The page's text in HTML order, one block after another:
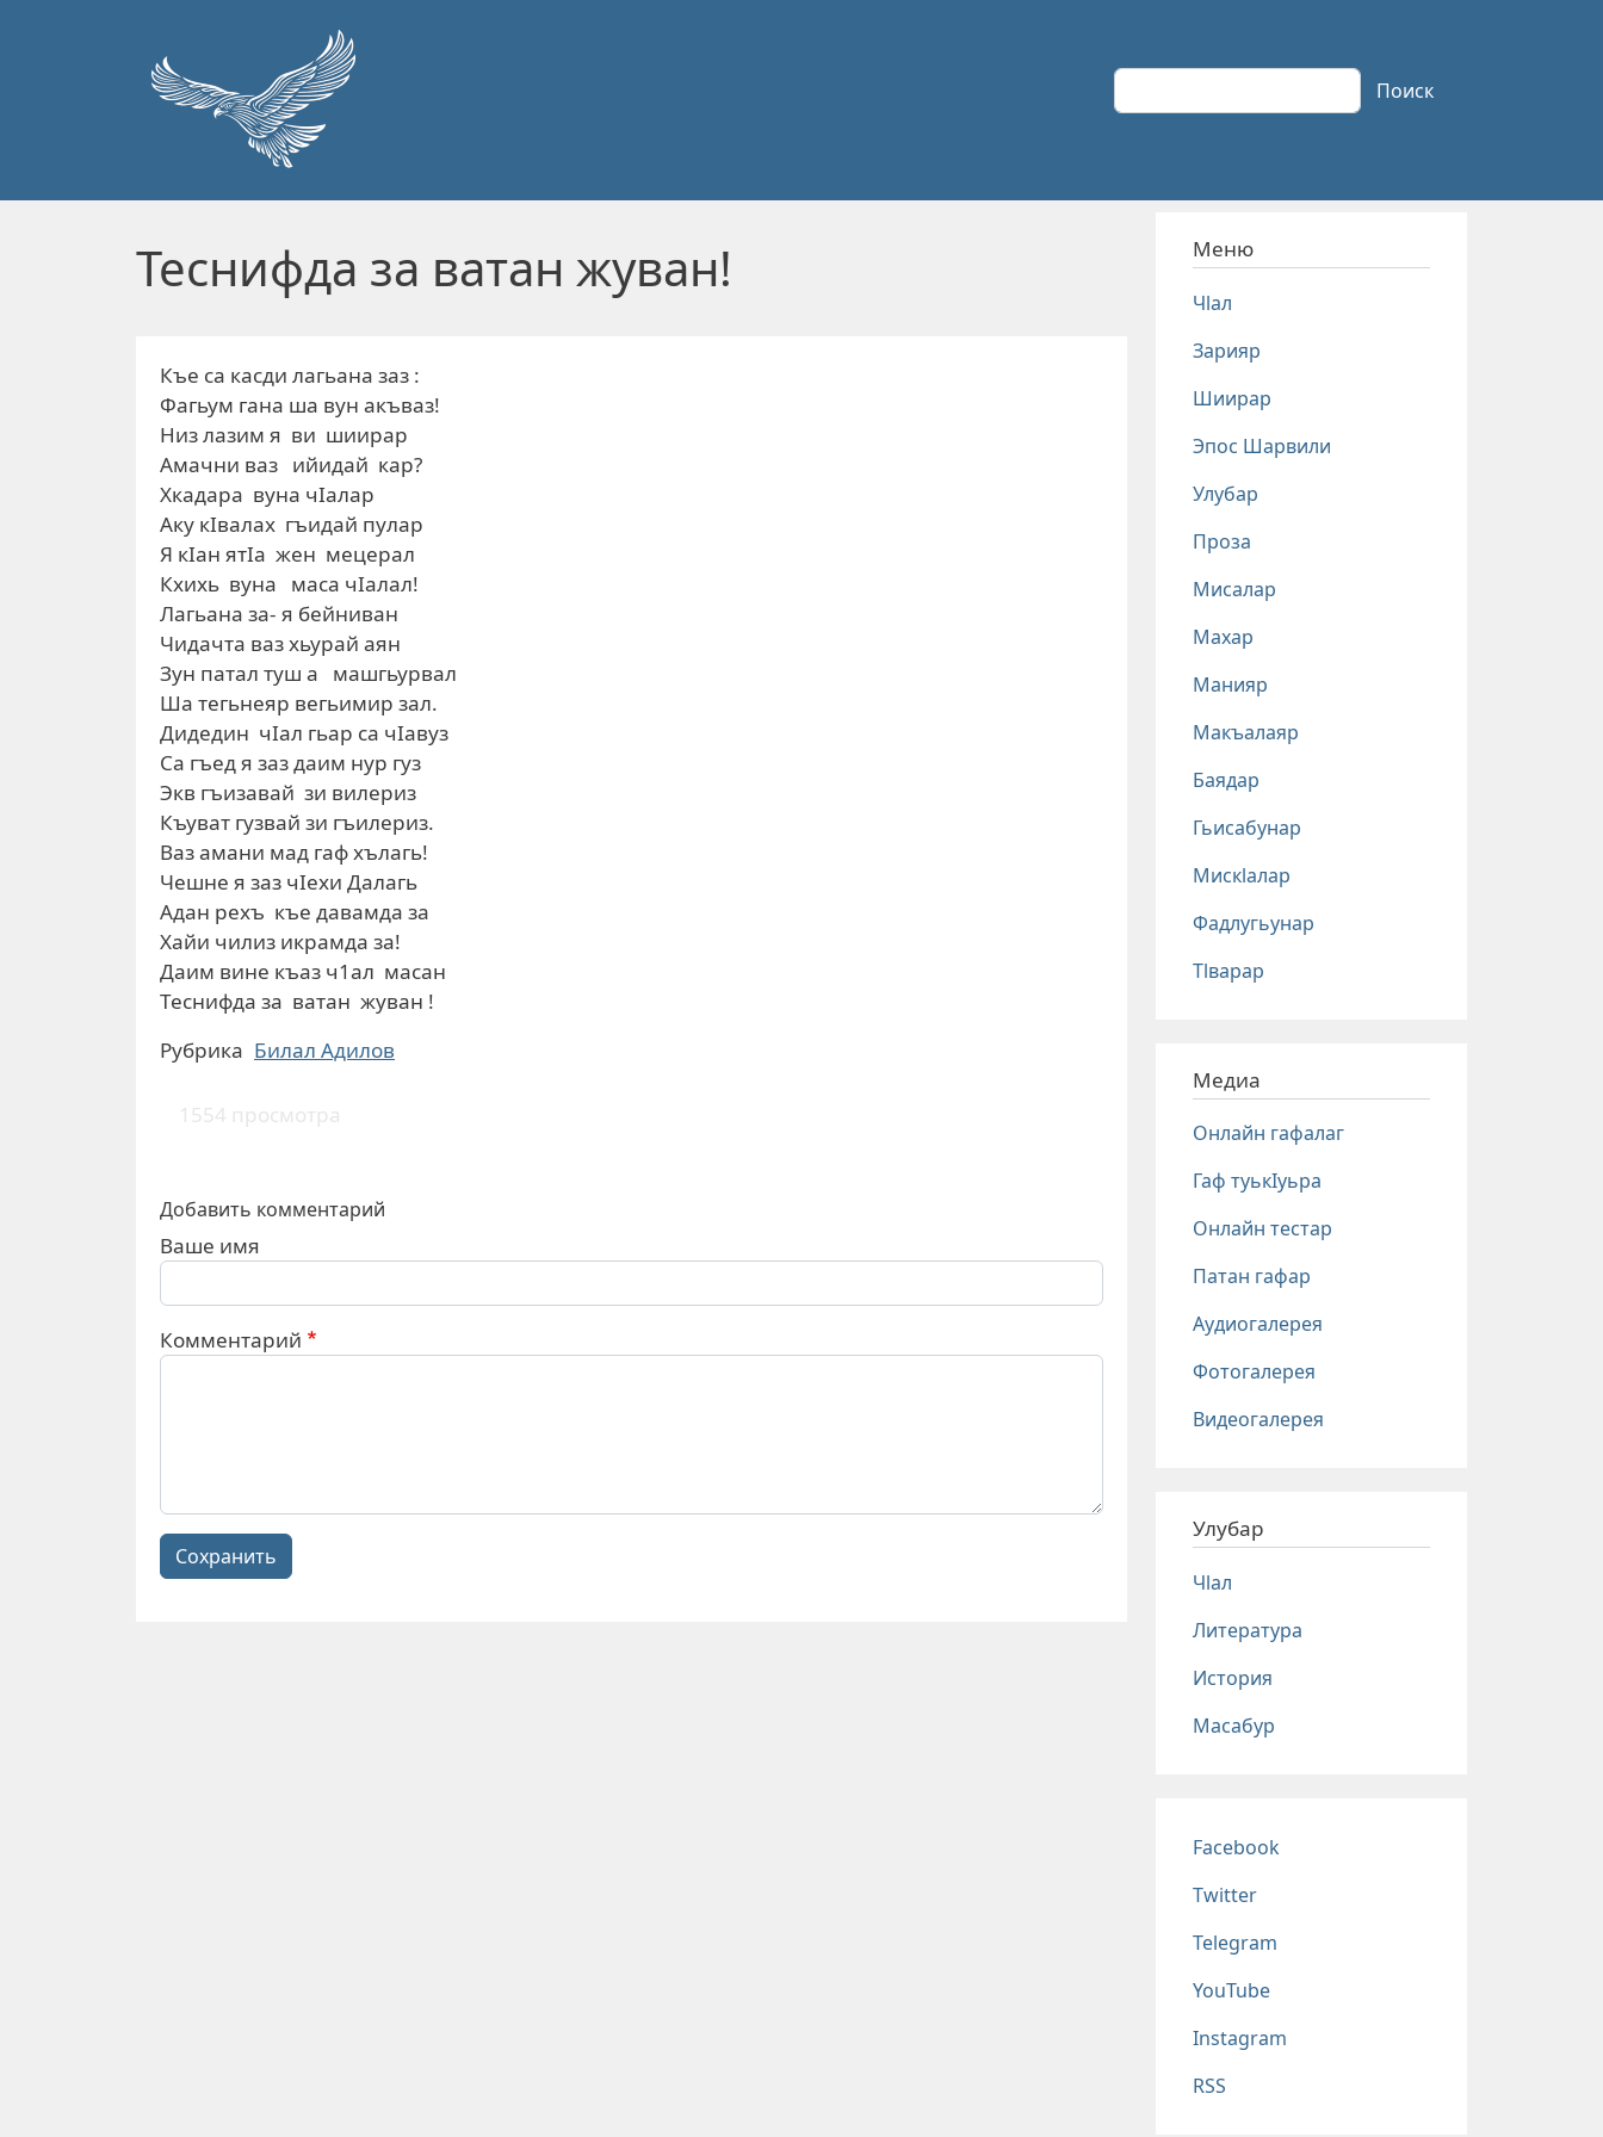
Поиск Поиск
Теснифда за ватан жуван!
Къе са касди лагьана заз :
Фагьум гана ша вун акъваз!
Низ лазим я ви шиирар
Амачни ваз ийидай кар?
Хкадара вуна чIалар
Аку кIвалах гъидай пулар
Я кIан ятIа жен мецерал
Кхихь вуна маса чIалал!
Лагьана за- я бейниван
Чидачта ваз хьурай аян
Зун патал туш а машгьурвал
Ша тегьнеяр вегьимир зал.
Дидедин чIал гьар са чIавуз
Са гъед я заз даим нур гуз
Экв гъизавай зи вилериз
Къуват гузвай зи гъилериз.
Ваз амани мад гаф хълагь!
Чешне я заз чIехи Далагь
Адан рехъ къе давамда за
Хайи чилиз икрамда за!
Даим вине къаз ч1ал масан
Теснифда за ватан жуван !
Рубрика Билал Адилов
1554 просмотра
Добавить комментарий
Ваше имя
Комментарий
Сохранить
Меню
Чlал
Зарияр
Шиирар
Эпос Шарвили
Улубар
Проза
Мисалар
Махар
Манияр
Макъалаяр
Баядар
Гьисабунар
Мискlалар
Фадлугьунар
Тlварар
Медиа
Онлайн гафалаг
Гаф туькIуьра
Онлайн тестар
Патан гафар
Аудиогалерея
Фотогалерея
Видеогалерея
Улубар
Чlал
Литература
История
Масабур
Соц сети
Facebook
Twitter
Telegram
YouTube
Instagram
RSS